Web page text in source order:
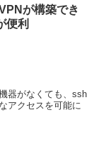
が構築でき
便利
器がなくても、ssh
アクセスを可能に